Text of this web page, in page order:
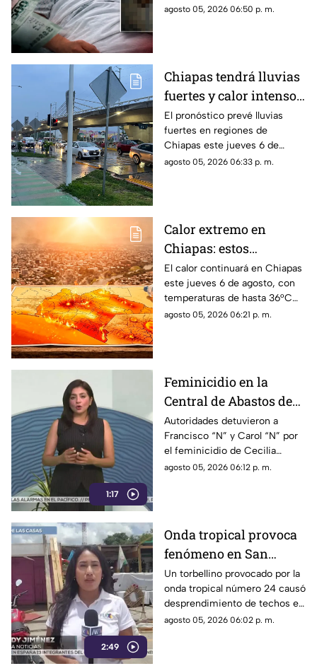
investigación científica volvió
agosto 05, 2026 06:50 p. m.
Chiapas tendrá lluvias
fuertes y calor intenso
este jueves 6 de agosto
El pronóstico prevé lluvias
fuertes en regiones de
Chiapas este jueves 6 de
agosto, mientras el ambiente
agosto 05, 2026 06:33 p. m.
Calor extremo en
Chiapas: estos
municipios alcanzarán
hasta 36°C este jueves
El calor continuará en Chiapas
este jueves 6 de agosto, con
temperaturas de hasta 36°C
en algunos municipios y
agosto 05, 2026 06:21 p. m.
1:17
Feminicidio en la
Central de Abastos de
Comitán: capturan a
dos implicados, una
detención ocurrió en
Jalisco
Autoridades detuvieron a
Francisco “N” y Carol “N” por
el feminicidio de Cecilia
Viviana en Comitán. La Fiscalía
agosto 05, 2026 06:12 p. m.
2:49
Onda tropical provoca
fenómeno en San
Cristóbal: torbellino
desprende techos de
locales y derriba
árboles
Un torbellino provocado por la
onda tropical número 24 causó
desprendimiento de techos en
un mercado y la caída de
agosto 05, 2026 06:02 p. m.